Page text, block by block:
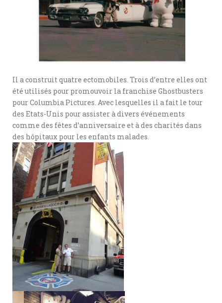
Il a construit quatre ectomobiles. Trois d’entre elles ont
été utilisés pour promouvoir la franchise Ghostbusters
pour Columbia Pictures. Avec lesquelles il a fait le tour
des Etats-Unis pour assister à divers événements
comme des fêtes d’anniversaire et à des charités dans
des hôpitaux pour les enfants malades.